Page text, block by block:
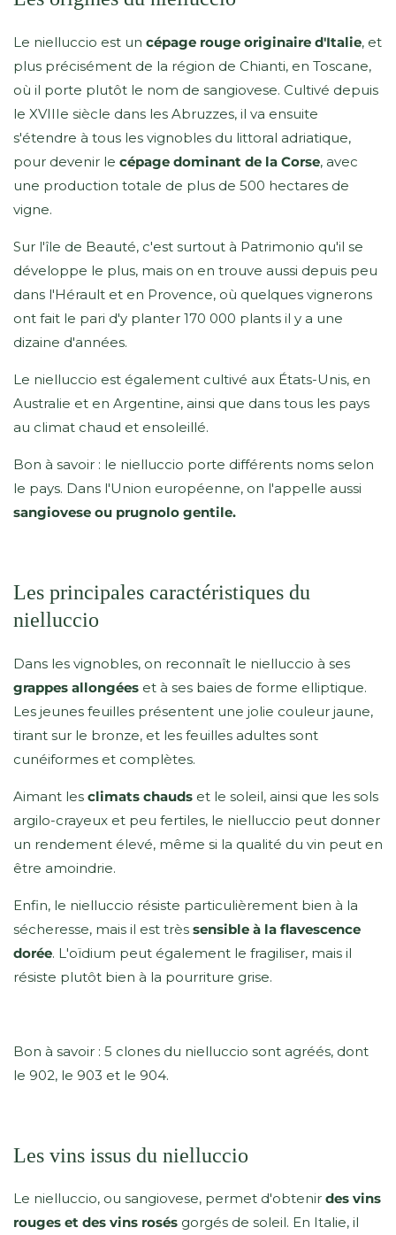
Le nielluccio est un cépage rouge originaire d'Italie, et
plus précisément de la région de Chianti, en Toscane,
où il porte plutôt le nom de sangiovese. Cultivé depuis
le XVIIIe siècle dans les Abruzzes, il va ensuite
s'étendre à tous les vignobles du littoral adriatique,
pour devenir le cépage dominant de la Corse, avec
une production totale de plus de 500 hectares de
vigne.
Sur l'île de Beauté, c'est surtout à Patrimonio qu'il se
développe le plus, mais on en trouve aussi depuis peu
dans l'Hérault et en Provence, où quelques vignerons
ont fait le pari d'y planter 170 000 plants il y a une
dizaine d'années.
Le nielluccio est également cultivé aux États-Unis, en
Australie et en Argentine, ainsi que dans tous les pays
au climat chaud et ensoleillé.
Bon à savoir : le nielluccio porte différents noms selon
le pays. Dans l'Union européenne, on l'appelle aussi
sangiovese ou prugnolo gentile.
Les principales caractéristiques du
nielluccio
Dans les vignobles, on reconnaît le nielluccio à ses
grappes allongées et à ses baies de forme elliptique.
Les jeunes feuilles présentent une jolie couleur jaune,
tirant sur le bronze, et les feuilles adultes sont
cunéiformes et complètes.
Aimant les climats chauds et le soleil, ainsi que les sols
argilo-crayeux et peu fertiles, le nielluccio peut donner
un rendement élevé, même si la qualité du vin peut en
être amoindrie.
Enfin, le nielluccio résiste particulièrement bien à la
sécheresse, mais il est très sensible à la flavescence
dorée. L'oïdium peut également le fragiliser, mais il
résiste plutôt bien à la pourriture grise.
Bon à savoir : 5 clones du nielluccio sont agréés, dont
le 902, le 903 et le 904.
Les vins issus du nielluccio
Le nielluccio, ou sangiovese, permet d'obtenir des vins
rouges et des vins rosés gorgés de soleil. En Italie, il